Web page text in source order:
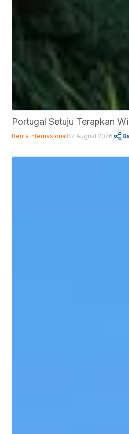
Portugal Setuju Terapkan
Berita Internasional07 August 2026